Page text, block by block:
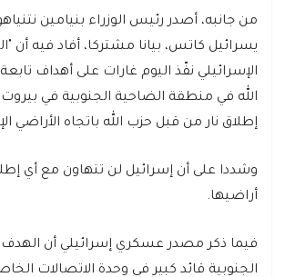
من جانبه، أصدر رئيس الوزراء بنيامين
يسرائيل كاتس، بيانا مشتركا، أفاد فيه أن
الإسرائيلي نفّذ اليوم غارات على أهداف
الله في منطقة الضاحية الجنوبية في
إطلاق نار من قبل حزب الله باتجاه الأراضي
وشددا على أن إسرائيل لن تتهاون مع أي
أراضيها.
فيما ذكر مصدر عسكري إسرائيلي أن
الجنوبية قائد كبير في وحدة الاتصالات